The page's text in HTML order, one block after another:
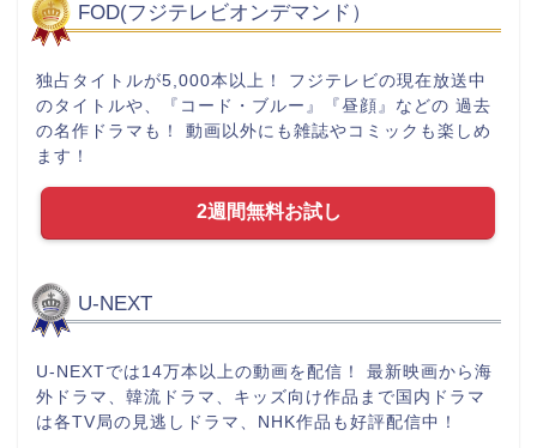
FOD(フジテレビオンデマンド）
独占タイトルが5,000本以上！ フジテレビの現在放送中
のタイトルや、『コード・ブルー』『昼顔』などの 過去
の名作ドラマも！ 動画以外にも雑誌やコミックも楽しめ
ます！
2週間無料お試し
U-NEXT
U-NEXTでは14万本以上の動画を配信！ 最新映画から海
外ドラマ、韓流ドラマ、キッズ向け作品まで国内ドラマ
は各TV局の見逃しドラマ、NHK作品も好評配信中！